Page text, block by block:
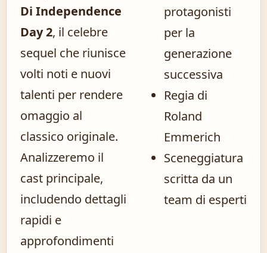
Di Independence
Day 2, il celebre
sequel che riunisce
volti noti e nuovi
talenti per rendere
omaggio al
classico originale.
Analizzeremo il
cast principale,
includendo dettagli
rapidi e
approfondimenti
protagonisti
per la
generazione
successiva
Regia di
Roland
Emmerich
Sceneggiatura
scritta da un
team di esperti